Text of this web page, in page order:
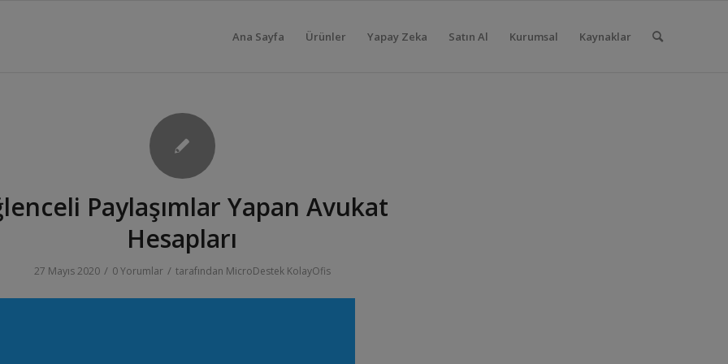
Ana Sayfa Ürünler Yapay Zeka Satın Al Kurumsal Kaynaklar
Paylaşımlar Yapan Avukat
Hesapları
27 Mayıs 2020 / 0 Yorumlar / tarafından MicroDestek KolayOfis